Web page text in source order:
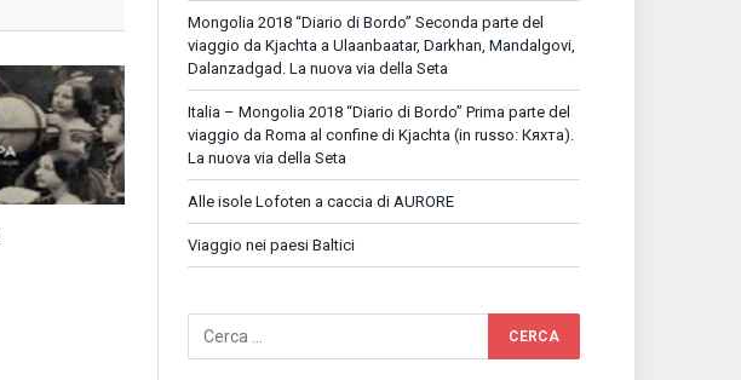
Mongolia 2018 “Diario di Bordo” Seconda parte del
viaggio da Kjachta a Ulaanbaatar, Darkhan, Mandalgovi,
Dalanzadgad. La nuova via della Seta
Italia – Mongolia 2018 “Diario di Bordo” Prima parte del
viaggio da Roma al confine di Kjachta (in russo: Кяхта).
La nuova via della Seta
Alle isole Lofoten a caccia di AURORE
Viaggio nei paesi Baltici